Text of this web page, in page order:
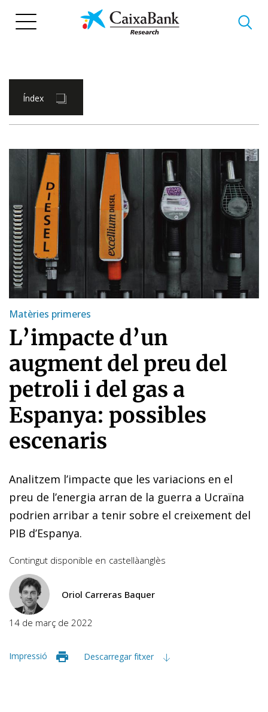
Índex
Matèries primeres
L’impacte d’un
augment del preu del
petroli i del gas a
Espanya: possibles
escenaris
Analitzem l’impacte que les variacions en el
preu de l’energia arran de la guerra a Ucraïna
podrien arribar a tenir sobre el creixement del
PIB d’Espanya.
Contingut disponible en castellàanglès
Oriol Carreras Baquer
14 de març de 2022
Impressió Descarregar fitxer